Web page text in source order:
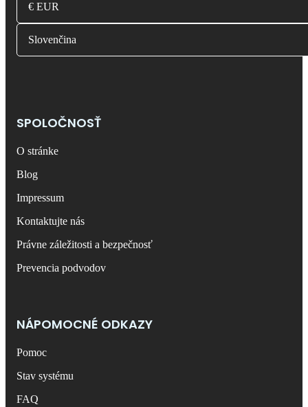
€ EUR
Slovenčina
SPOLOČNOSŤ
O stránke
Blog
Impressum
Kontaktujte nás
Právne záležitosti a bezpečnosť
Prevencia podvodov
NÁPOMOCNÉ ODKAZY
Pomoc
Stav systému
FAQ